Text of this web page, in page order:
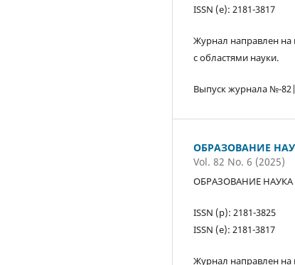
ISSN (е): 2181-3817
Журнал направлен на
с областями науки.
Выпуск журнала №-
ОБРАЗОВАНИЕ
Vol. 82 No. 6 (2025)
ОБРАЗОВАНИЕ
ISSN (р): 2181-3825
ISSN (е): 2181-3817
Журнал направлен на